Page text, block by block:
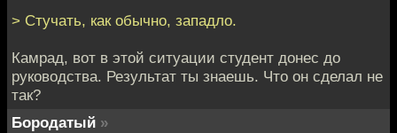
> Стучать, как обычно, западло.
Камрад, вот в этой ситуации студент донес до
руководства. Результат ты знаешь. Что он сделал не
так?
Бородатый »